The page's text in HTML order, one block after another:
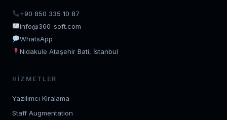
+90 850 335 10 87
info@360-soft.com
WhatsApp
Nidakule Ataşehir Bati, İstanbul
HIZMETLER
Yazılımcı Kiralama
Staff Augmentation